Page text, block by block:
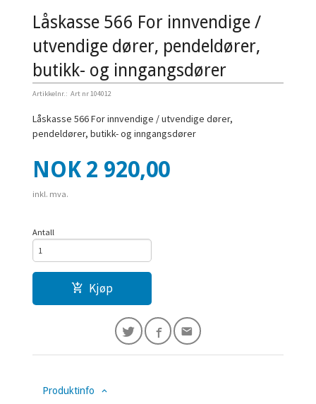
Låskasse 566 For innvendige /
utvendige dører, pendeldører,
butikk- og inngangsdører
Artikkelnr.: Art nr 104012
Låskasse 566 For innvendige / utvendige dører,
pendeldører, butikk- og inngangsdører
Pris
NOK 2 920,00
inkl. mva.
Antall
Kjøp
Produktinfo